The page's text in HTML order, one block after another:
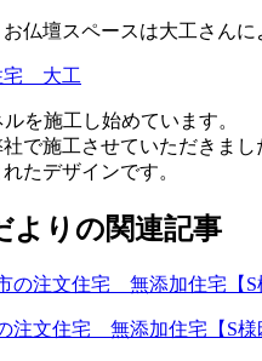
仏壇スペースは大工さんに
を施工し始めています。
で施工させていただきまし
たデザインです。
よりの関連記事
注文住宅 無添加住宅【S様